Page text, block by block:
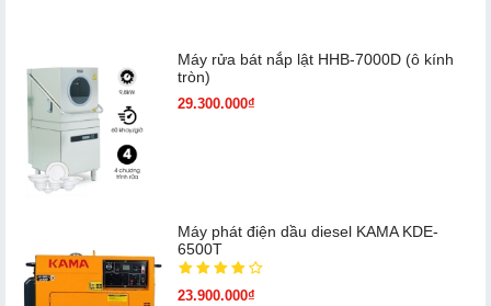
Máy rửa bát nắp lật HHB-7000D (ô kính
tròn)
29.300.000₫
Máy phát điện dầu diesel KAMA KDE-
6500T
23.900.000₫